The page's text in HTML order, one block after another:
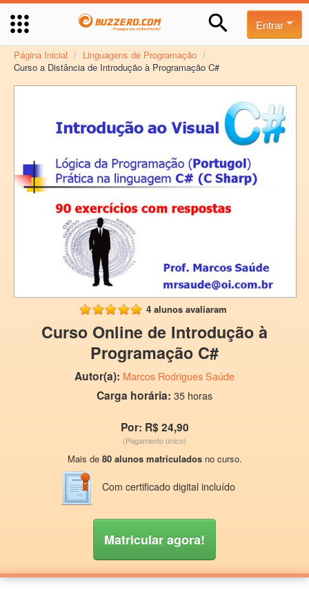
Entrar
Página Inicial / Linguagens de Programação /
Curso a Distância de Introdução à Programação C#
4 alunos avaliaram
Curso Online de Introdução à
Programação C#
Autor(a): Marcos Rodrigues Saúde
Carga horária: 35 horas
Por: R$ 24,90
(Pagamento único)
Mais de 80 alunos matriculadosno curso.
Com certificado digital incluído
Matricular agora!